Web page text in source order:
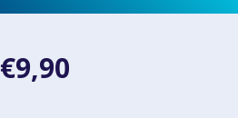
€9,90